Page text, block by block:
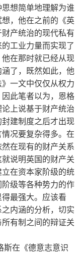
想简单地理解为谁
，他在之前的《英
产统治的现代私有
工业力量而实现了
在那时就已经从现
了，既然如此，他
一文中仅仅从权力
此笔者以为，恩格
上说基于财产统治
建制度之后才出现
况要复杂得多。在
在现有的财产关系
说明英国的财产关
在资本家阶级的统
级等各种势力的作
最强大。应该看
内涵的分析，切实
有制之间的辩证关
斯在《德意志意识